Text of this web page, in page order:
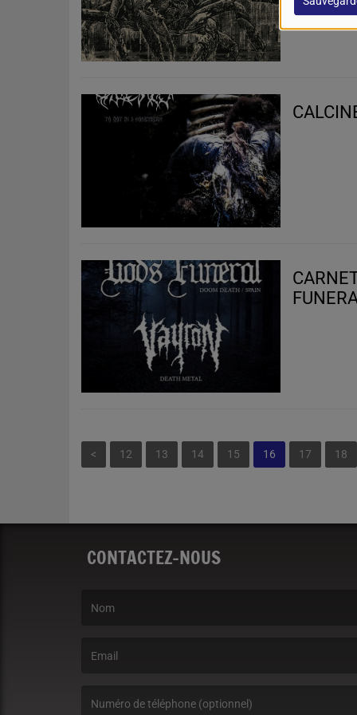
< 12 13 14 15 16 17 18
CONTACTEZ-NOUS